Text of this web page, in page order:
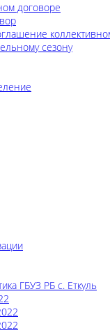
договоре
сезону
ГБУЗ РБ с. Еткуль